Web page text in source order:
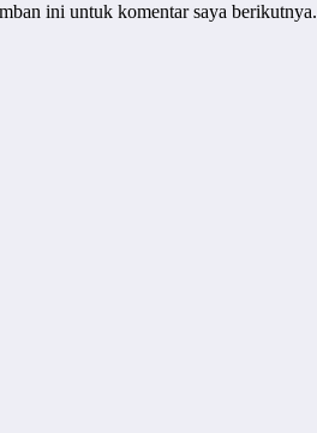
ini untuk komentar saya berikutnya.